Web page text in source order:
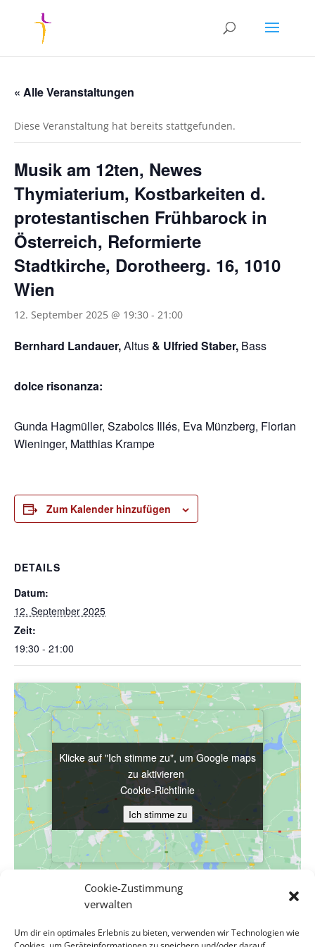
Cookie-Zustimmung
verwalten
Um dir ein optimales Erlebnis zu bieten, verwenden wir Technologien wie
« Alle Veranstaltungen
Diese Veranstaltung hat bereits stattgefunden.
Musik am 12ten, Newes
Thymiaterium, Kostbarkeiten d.
protestantischen Frühbarock in
Österreich, Reformierte
Stadtkirche, Dorotheerg. 16, 1010
Wien
12. September 2025 @ 19:30 - 21:00
Bernhard Landauer,Altus & Ulfried Staber, Bass
dolce risonanza:
Gunda Hagmüller, Szabolcs Illés, Eva Münzberg, Florian
Wieninger, Matthias Krampe
Zum Kalender hinzufügen
DETAILS
Datum:
12. September 2025
Zeit:
19:30 - 21:00
VERANSTALTUNGSORT
Reformierte Stadtkirche
Klicke auf "Ich stimme zu", um Google maps
zu aktivieren
Cookie-Richtlinie
Ich stimme zu
Klicke auf "Ich stimme zu", um Google maps
zu aktivieren
Cookie-Richtlinie
Ich stimme zu